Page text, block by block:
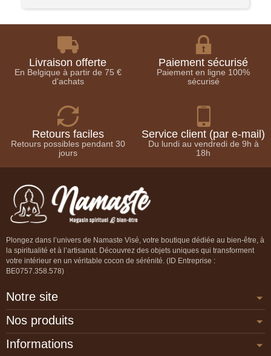
Livraison offerte
En Belgique à partir de 75 €
d'achats
Paiement sécurisé
Paiement en ligne 100%
sécurisé
Retours faciles
Retours possibles pendant 30
jours
Service client (par e-mail)
Du lundi au vendredi de 9h à
18h
Plongez dans l’univers de Namaste Visé, votre boutique dédiée au bien-être, à
la spiritualité et à l’artisanat. Découvrez des objets uniques qui transforment
votre intérieur en un véritable cocon de sérénité. (ID Entreprise :
BE0757.358.578)
Notre site
Nos produits
Informations